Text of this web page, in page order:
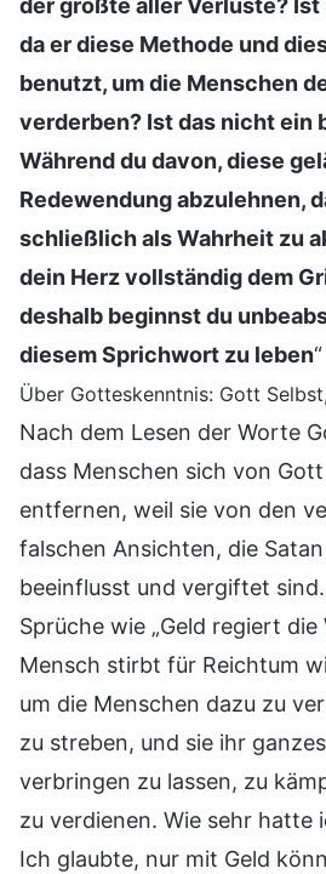
da er diese Methode und
benutzt, um die Menschen
verderben? Ist das nicht ein
Während du davon, diese
Redewendung abzulehnen,
schließlich als Wahrheit zu
dein Herz vollständig dem
deshalb beginnst du
diesem Sprichwort zu leben“
Über Gotteskenntnis: Gott
Nach dem Lesen der Worte
dass Menschen sich von
entfernen, weil sie von den
falschen Ansichten, die
beeinflusst und vergiftet
Sprüche wie „Geld regiert die
Mensch stirbt für Reichtum
um die Menschen dazu zu
zu streben, und sie ihr
verbringen zu lassen, zu
zu verdienen. Wie sehr hatte
Ich glaubte, nur mit Geld